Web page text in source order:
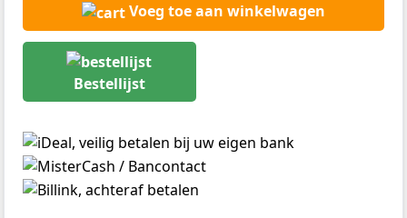
Voeg toe aan winkelwagen
Bestellijst